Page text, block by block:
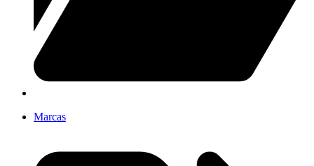
Marcas